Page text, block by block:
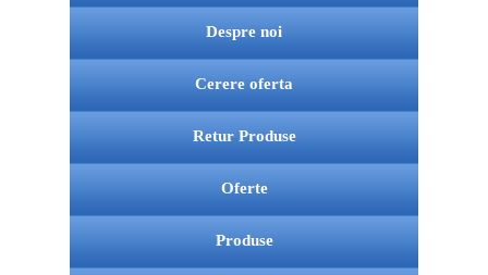
Despre noi
Cerere oferta
Retur Produse
Oferte
Produse